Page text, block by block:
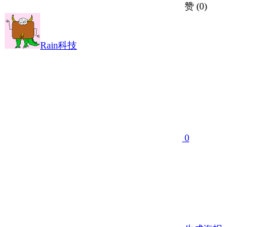
赞 (0)
Rain科技
0